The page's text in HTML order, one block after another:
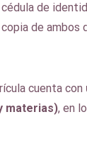
de
de ambos
cuenta con
materias), en